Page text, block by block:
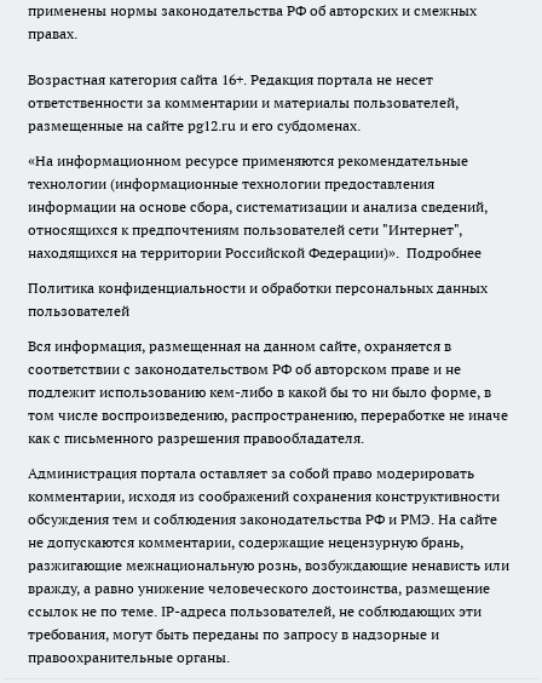
применены нормы законодательства РФ об авторских и смежных
правах.
Возрастная категория сайта 16+. Редакция портала не несет
ответственности за комментарии и материалы пользователей,
размещенные на сайте pg12.ru и его субдоменах.
«На информационном ресурсе применяются рекомендательные
технологии (информационные технологии предоставления
информации на основе сбора, систематизации и анализа сведений,
относящихся к предпочтениям пользователей сети "Интернет",
находящихся на территории Российской Федерации)». Подробнее
Политика конфиденциальности и обработки персональных данных
пользователей
Вся информация, размещенная на данном сайте, охраняется в
соответствии с законодательством РФ об авторском праве и не
подлежит использованию кем-либо в какой бы то ни было форме, в
том числе воспроизведению, распространению, переработке не иначе
как с письменного разрешения правообладателя.
Администрация портала оставляет за собой право модерировать
комментарии, исходя из соображений сохранения конструктивности
обсуждения тем и соблюдения законодательства РФ и РМЭ. На сайте
не допускаются комментарии, содержащие нецензурную брань,
разжигающие межнациональную рознь, возбуждающие ненависть или
вражду, а равно унижение человеческого достоинства, размещение
ссылок не по теме. IP-адреса пользователей, не соблюдающих эти
требования, могут быть переданы по запросу в надзорные и
правоохранительные органы.